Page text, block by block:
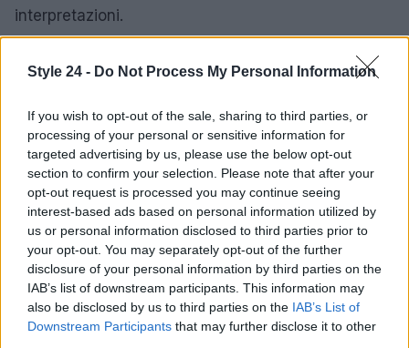
Style 24 - Do Not Process My Personal Information
If you wish to opt-out of the sale, sharing to third parties, or
processing of your personal or sensitive information for
targeted advertising by us, please use the below opt-out
section to confirm your selection. Please note that after your
opt-out request is processed you may continue seeing
interest-based ads based on personal information utilized by
us or personal information disclosed to third parties prior to
your opt-out. You may separately opt-out of the further
disclosure of your personal information by third parties on the
IAB’s list of downstream participants. This information may
also be disclosed by us to third parties on the IAB’s List of
Downstream Participants that may further disclose it to other
interpretazioni.
Staff